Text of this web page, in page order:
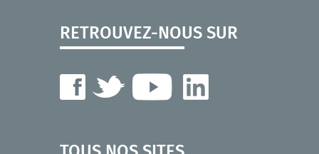
RETROUVEZ-NOUS SUR